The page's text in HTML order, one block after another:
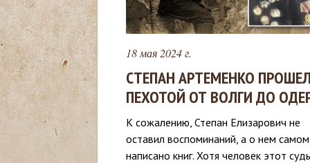
ь
18 мая 2024 г.
СТЕПАН АРТЕМЕНКО
ПЕХОТОЙ ОТ ВОЛГИ ДО
К сожалению, Степан Елизарович не
оставил воспоминаний, а о нем
написано книг. Хотя человек этот